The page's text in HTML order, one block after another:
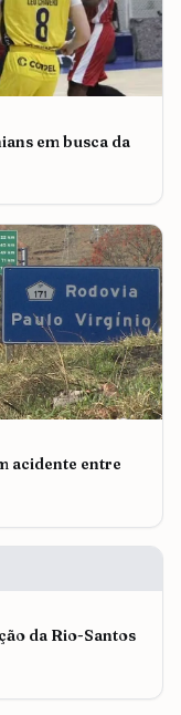
em busca da
acidente entre
da Rio-Santos